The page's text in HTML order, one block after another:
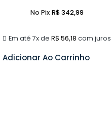
Em até 7x de R$ 56,18 com juros
No Pix R$342,99
Adicionar Ao Carrinho